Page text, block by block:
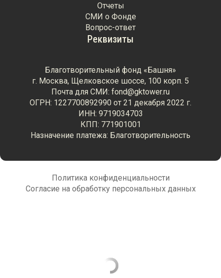
Отчеты
СМИ о Фонде
Вопрос-ответ
Реквизиты
Благотворительный фонд «Башня»
г. Москва, Щелковское шоссе, 100 корп. 5
Почта для СМИ: fond@gktower.ru
ОГРН: 1227700892990 от 21 декабря 2022 г.
ИНН: 9719034703
КПП: 771901001
Назначение платежа: Благотворительность
Политика конфиденциальности
Согласие на обработку персональных данных